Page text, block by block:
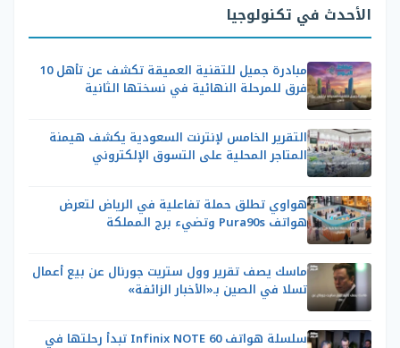
الأحدث في تكنولوجيا
مبادرة جميل للتقنية العميقة تكشف عن تأهل 10
فرق للمرحلة النهائية في نسختها الثانية
التقرير الخامس لإنترنت السعودية يكشف هيمنة
المتاجر المحلية على التسوق الإلكتروني
هواوي تطلق حملة تفاعلية في الرياض لتعرض
هواتف Pura90s وتضيء برج المملكة
ماسك يصف تقرير وول ستريت جورنال عن بيع أعمال
تسلا في الصين بـ«الأخبار الزائفة»
سلسلة هواتف Infinix NOTE 60 تبدأ رحلتها في